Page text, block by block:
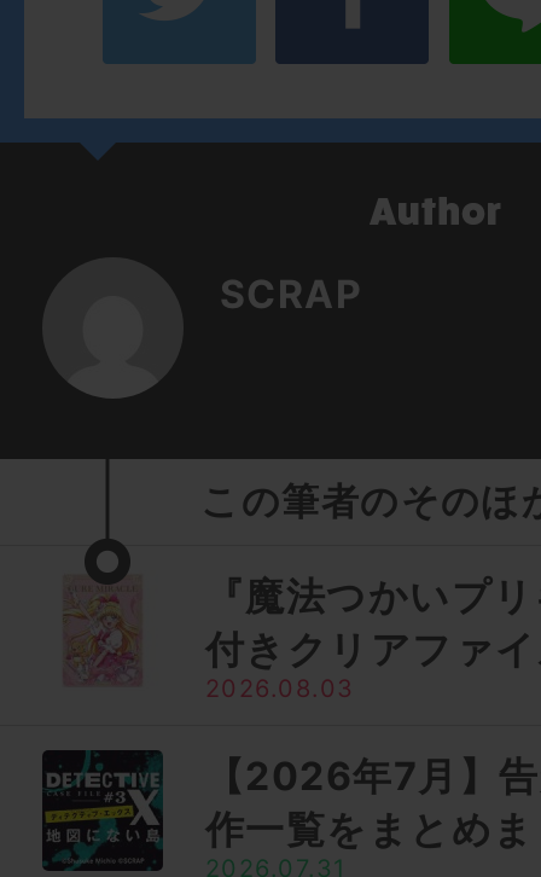
SCRAP
この筆者のそのほ
『魔法つかいプ
付きクリアファ
2026.08.03
【2026年7月】
作一覧をまとめ
2026.07.31